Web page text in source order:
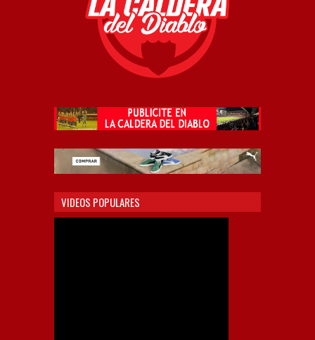
VIDEOS POPULARES